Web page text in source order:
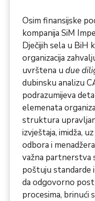
Osim finansijske
kompanija SiM
Dječijih sela u BiH
organizacija
uvrštena u due
dubinsku analizu
podrazumijeva
elemenata
struktura
izvještaja, imidža,
odbora i
važna partnerstva
poštuju standarde
da odgovorno
procesima, brinući